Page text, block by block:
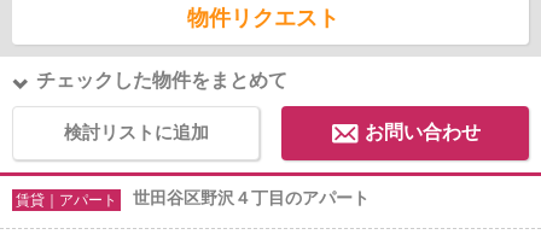
物件リクエスト
チェックした物件をまとめて
検討リストに追加 お問い合わせ
賃貸｜アパート 世田谷区野沢４丁目のアパート